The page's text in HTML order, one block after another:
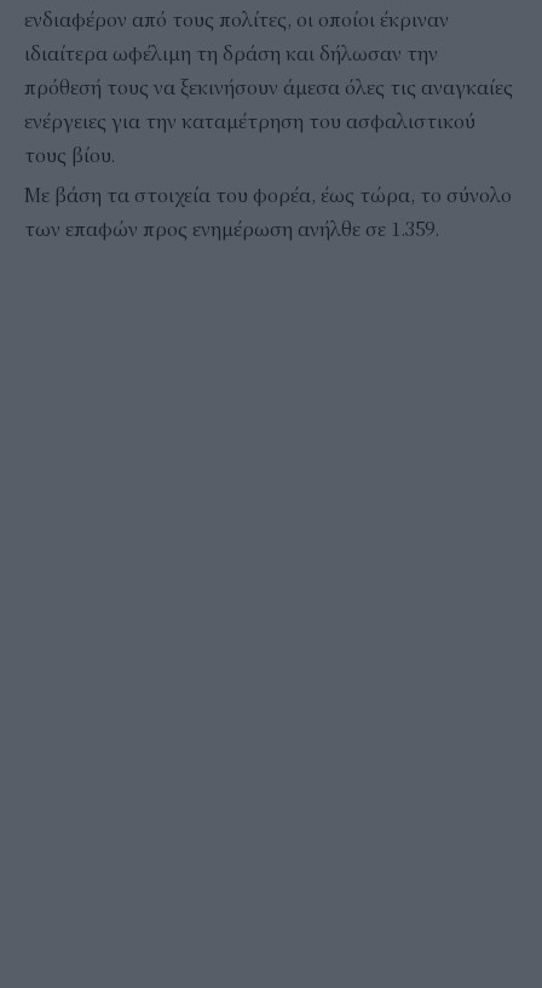
ενδιαφέρον από τους πολίτες, οι οποίοι έκριναν
ιδιαίτερα ωφέλιμη τη δράση και δήλωσαν την
πρόθεσή τους να ξεκινήσουν άμεσα όλες τις αναγκαίες
ενέργειες για την καταμέτρηση του ασφαλιστικού
τους βίου.
Με βάση τα στοιχεία του φορέα, έως τώρα, το σύνολο
των επαφών προς ενημέρωση ανήλθε σε 1.359.